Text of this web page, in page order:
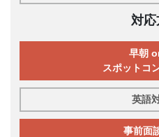
対応
早朝
スポットコ
英語
事前面